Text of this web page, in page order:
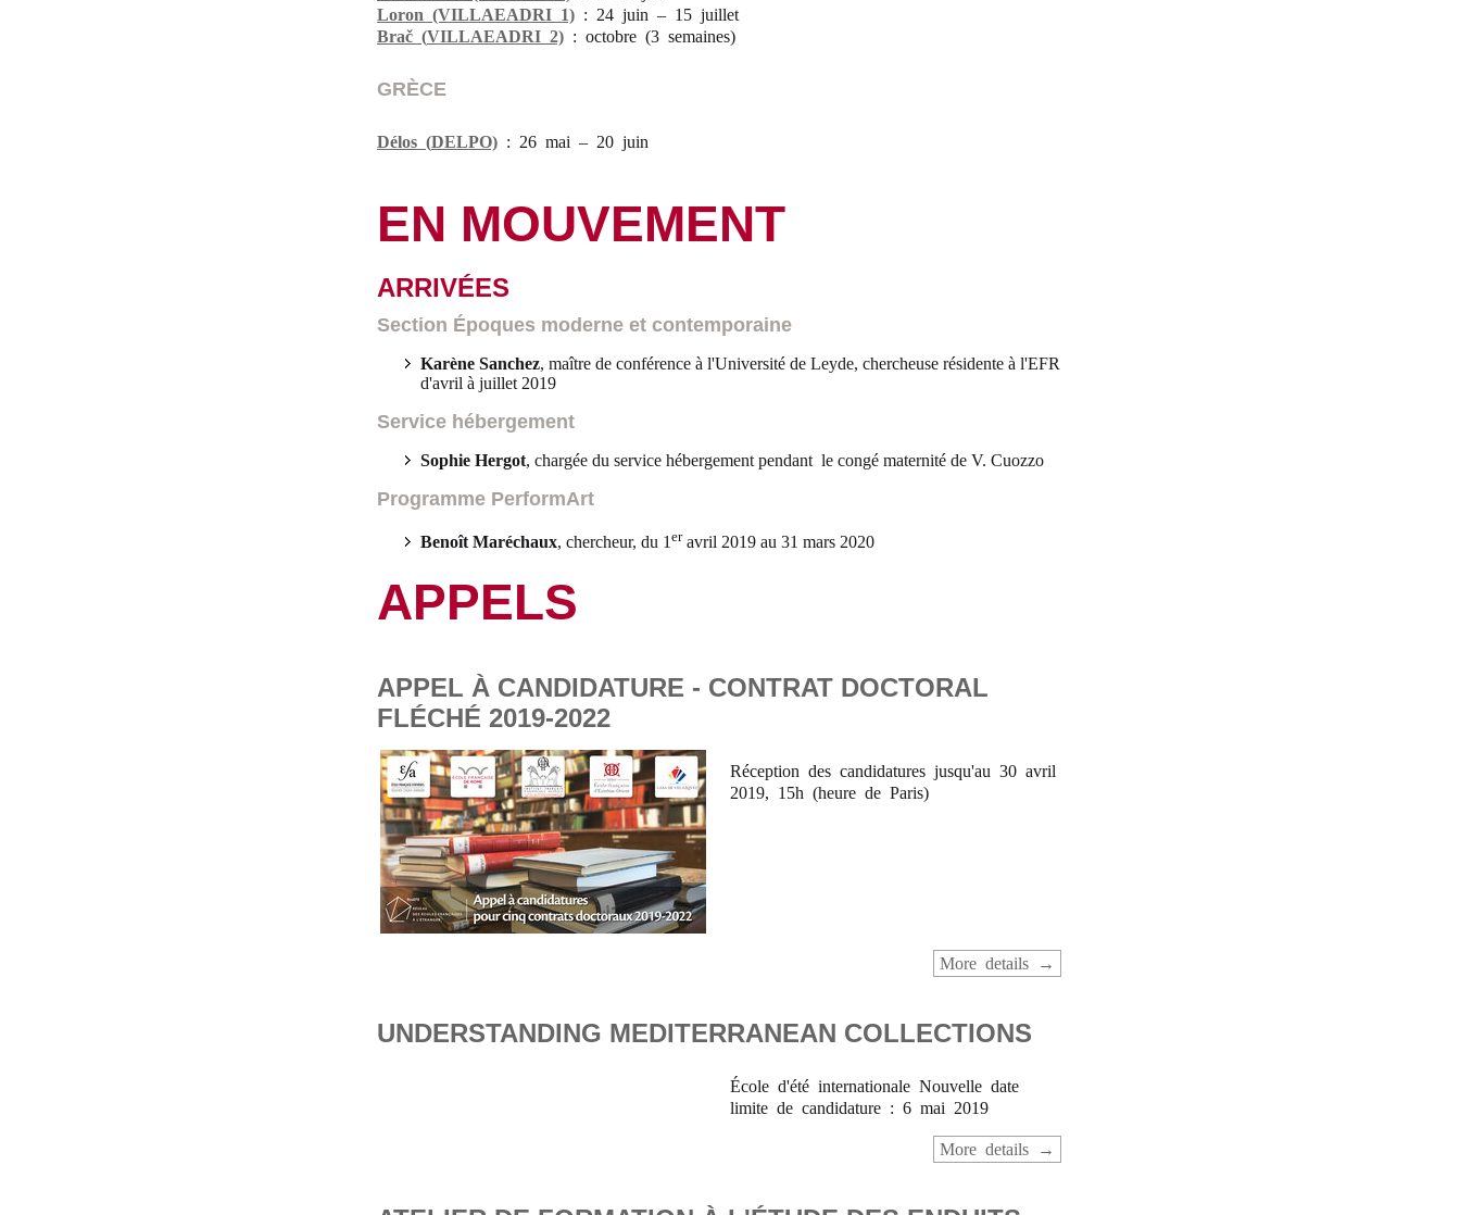
Loron (VILLAEADRI 1) : 24 juin – 15 juillet
Brač (VILLAEADRI 2) : octobre (3 semaines)
GRÈCE
Délos (DELPO) : 26 mai – 20 juin
EN MOUVEMENT
ARRIVÉES
Section Époques moderne et contemporaine
Karène Sanchez, maître de conférence à l'Université de Leyde, chercheuse résidente à l'EFR
d'avril à juillet 2019
Service hébergement
Sophie Hergot, chargée du service hébergement pendant le congé maternité de V. Cuozzo
Programme PerformArt
Benoît Maréchaux, chercheur, du 1 eravril 2019 au 31 mars 2020
APPELS
APPEL À CANDIDATURE - CONTRAT DOCTORAL
FLÉCHÉ 2019-2022
Réception des candidatures jusqu'au 30 avril
2019, 15h (heure de Paris)
More details
UNDERSTANDING MEDITERRANEAN COLLECTIONS
École d'été internationale Nouvelle date
limite de candidature : 6 mai 2019
More details